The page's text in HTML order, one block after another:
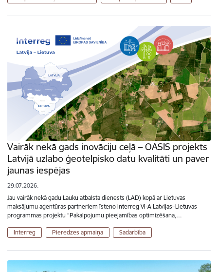
Vairāk nekā gads inovāciju ceļā – OASIS projekts
Latvijā uzlabo ģeotelpisko datu kvalitāti un paver
jaunas iespējas
29.07.2026.
Jau vairāk nekā gadu Lauku atbalsta dienests (LAD) kopā ar Lietuvas
maksājumu aģentūras partneriem īsteno Interreg VI-A Latvijas–Lietuvas
programmas projektu “Pakalpojumu pieejamības optimizēšana,…
Interreg Pieredzes apmaiņa Sadarbība